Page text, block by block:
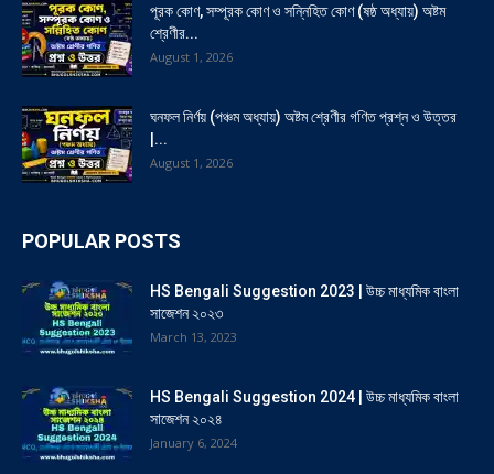
পূরক কোণ, সম্পূরক কোণ ও সন্নিহিত কোণ (ষষ্ঠ অধ্যায়) অষ্টম
শ্রেণীর...
August 1, 2026
ঘনফল নির্ণয় (পঞ্চম অধ্যায়) অষ্টম শ্রেণীর গণিত প্রশ্ন ও উত্তর
|...
August 1, 2026
POPULAR POSTS
HS Bengali Suggestion 2023 | উচ্চ মাধ্যমিক বাংলা
সাজেশন ২০২৩
March 13, 2023
HS Bengali Suggestion 2024 | উচ্চ মাধ্যমিক বাংলা
সাজেশন ২০২৪
January 6, 2024